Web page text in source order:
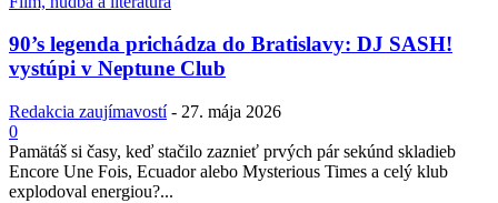
90’s legenda prichádza do Bratislavy: DJ SASH!
vystúpi v Neptune Club
Redakcia zaujímavostí - 27. mája 2026
0
Pamätáš si časy, keď stačilo zaznieť prvých pár sekúnd skladieb
Encore Une Fois, Ecuador alebo Mysterious Times a celý klub
explodoval energiou?...